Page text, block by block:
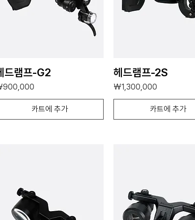
드램프-G2
격
카트에 추가
헤드램프-2S
가격
₩1,300,000
카트에 추가